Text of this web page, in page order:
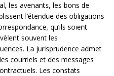
les avenants, les bons de
l’étendue des obligations
qu’ils soient
souvent les
La jurisprudence admet
courriels et des messages
Les constats